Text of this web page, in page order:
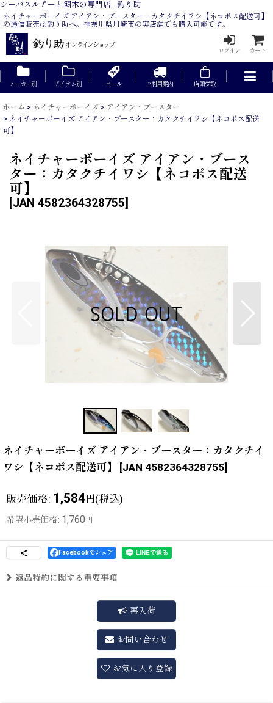
シーバスルアーと餌木の専門店 - 釣り助
ネイチャーボーイズ アイアン・ブースター：カタクチイワシ【ネコポス配送可】
の通信販売は釣り助へ。神奈川県川崎市の実店舗でも購入可能です。
ログイン カート
メーカー別 アイテム別 セール ご利用案内 店頭受取
ホーム > ネイチャーボーイズ > アイアン・ブースター
> ネイチャーボーイズ アイアン・ブースター：カタクチイワシ【ネコポス配送
可】
ネイチャーボーイズ アイアン・ブース
ター：カタクチイワシ【ネコポス配送
可】
JAN 4582364328755
ネイチャーボーイズ アイアン・ブースター：カタクチイ
ワシ【ネコポス配送可】
[JAN 4582364328755]
販売価格: 1,584円(税込)
希望小売価格: 1,760 円
Facebookでシェア
返品特約に関する重要事項
再入荷
お問い合わせ
お気に入り登録